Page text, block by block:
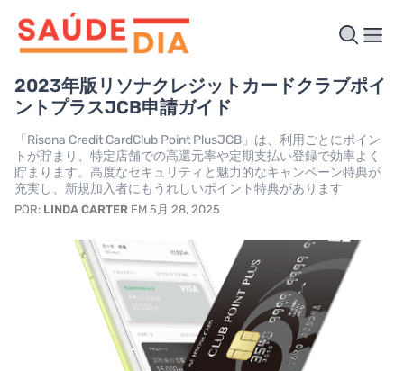
2023年版リソナクレジットカードクラブポイ
ントプラスJCB申請ガイド
「Risona Credit CardClub Point PlusJCB」は、利用ごとにポイン
トが貯まり、特定店舗での高還元率や定期支払い登録で効率よく
貯まります。高度なセキュリティと魅力的なキャンペーン特典が
充実し、新規加入者にもうれしいポイント特典があります
POR: LINDA CARTER EM 5月 28, 2025